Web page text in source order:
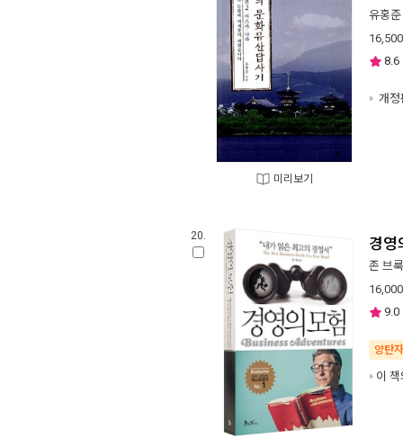
미리보기
유홍준
16,500
8.6
개정
20. 경영
존 브
16,000
9.0
양탄
이